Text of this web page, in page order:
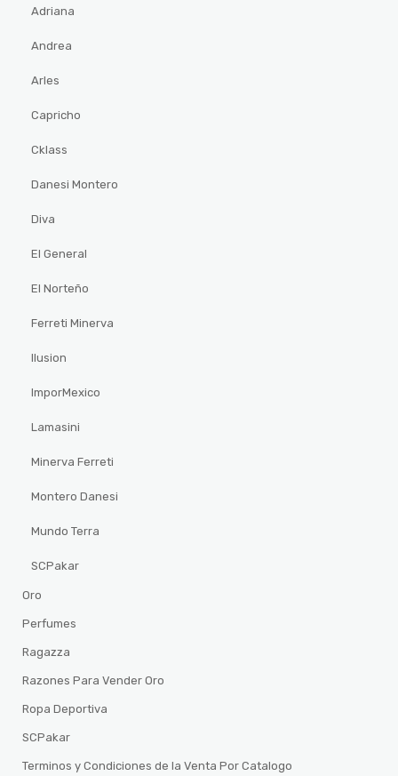
Adriana
Andrea
Arles
Capricho
Cklass
Danesi Montero
Diva
El General
El Norteño
Ferreti Minerva
Ilusion
ImporMexico
Lamasini
Minerva Ferreti
Montero Danesi
Mundo Terra
SCPakar
Oro
Perfumes
Ragazza
Razones Para Vender Oro
Ropa Deportiva
SCPakar
Terminos y Condiciones de la Venta Por Catalogo